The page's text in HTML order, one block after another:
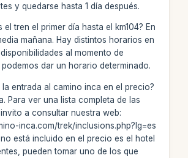
y quedarse hasta 1 día después.
tren el primer día hasta el km104? En
mañana. Hay distintos horarios en
al momento de
dar un horario determinado.
entrada al camino inca en el precio?
Para ver una lista completa de las
a consultar nuestra web:
inca.com/trek/inclusions.php?lg=es
está incluido en el precio es el hotel
pueden tomar uno de los que